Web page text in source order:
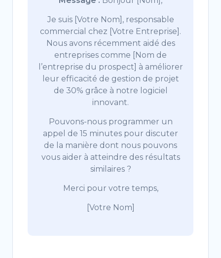
Je suis [Votre Nom], responsable
commercial chez [Votre Entreprise].
Nous avons récemment aidé des
entreprises comme [Nom de
l’entreprise du prospect] à améliorer
leur efficacité de gestion de projet
de 30% grâce à notre logiciel
innovant.
Pouvons-nous programmer un
appel de 15 minutes pour discuter
de la manière dont nous pouvons
vous aider à atteindre des résultats
similaires ?
Merci pour votre temps,
[Votre Nom]